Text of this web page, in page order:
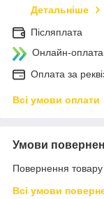
Детальніше
Післяплата
Онлайн-
Оплата за
Всі умови оплати
Умови
Повернення
Всі умови